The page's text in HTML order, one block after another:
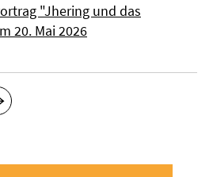
"Jhering und das
20. Mai 2026